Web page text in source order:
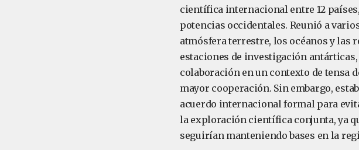
científica internacional entre 12
potencias occidentales. Reunió a
atmósfera terrestre, los océanos y las
estaciones de investigación
colaboración en un contexto de tensa
mayor cooperación. Sin embargo,
acuerdo internacional formal para
la exploración científica conjunta, ya
seguirían manteniendo bases en la